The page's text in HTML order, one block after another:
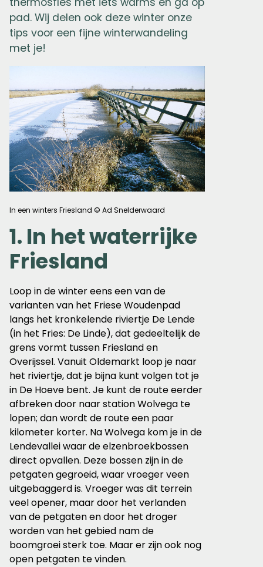
pad. Wij delen ook deze winter onze
tips voor een fijne winterwandeling
met je!
In een winters Friesland © Ad Snelderwaard
1. In het waterrijke
Friesland
Loop in de winter eens een van de
varianten van het Friese Woudenpad
langs het kronkelende riviertje De Lende
(in het Fries: De Linde), dat gedeeltelijk de
grens vormt tussen Friesland en
Overijssel. Vanuit Oldemarkt loop je naar
het riviertje, dat je bijna kunt volgen tot je
in De Hoeve bent. Je kunt de route eerder
afbreken door naar station Wolvega te
lopen; dan wordt de route een paar
kilometer korter. Na Wolvega kom je in de
Lendevallei waar de elzenbroekbossen
direct opvallen. Deze bossen zijn in de
petgaten gegroeid, waar vroeger veen
uitgebaggerd is. Vroeger was dit terrein
veel opener, maar door het verlanden
van de petgaten en door het droger
worden van het gebied nam de
boomgroei sterk toe. Maar er zijn ook nog
open petgaten te vinden.